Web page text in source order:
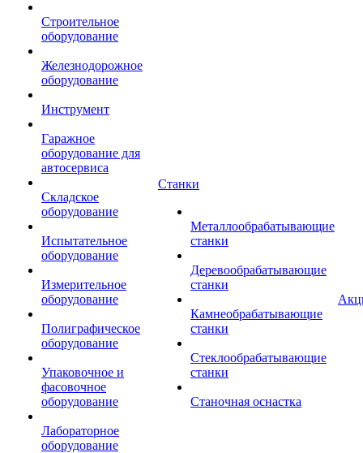
Строительное
оборудование
Железнодорожное
оборудование
Инструмент
Гаражное
оборудование для
автосервиса
Складское
оборудование
Испытательное
оборудование
Измерительное
оборудование
Полиграфическое
оборудование
Упаковочное и
фасовочное
оборудование
Лабораторное
оборудование
Станки
Металлообрабатывающие
станки
Деревообрабатывающие
станки
Камнеобрабатывающие
станки
Стеклообрабатывающие
станки
Станочная оснастка